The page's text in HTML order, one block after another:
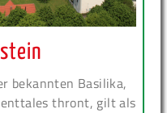
bekannten Basilika,
thront, gilt als